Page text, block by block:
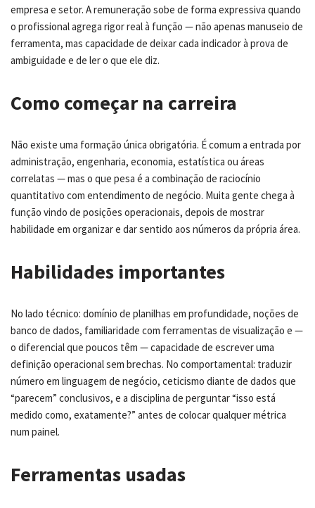
empresa e setor. A remuneração sobe de forma expressiva quando
o profissional agrega rigor real à função — não apenas manuseio de
ferramenta, mas capacidade de deixar cada indicador à prova de
ambiguidade e de ler o que ele diz.
Como começar na carreira
Não existe uma formação única obrigatória. É comum a entrada por
administração, engenharia, economia, estatística ou áreas
correlatas — mas o que pesa é a combinação de raciocínio
quantitativo com entendimento de negócio. Muita gente chega à
função vindo de posições operacionais, depois de mostrar
habilidade em organizar e dar sentido aos números da própria área.
Habilidades importantes
No lado técnico: domínio de planilhas em profundidade, noções de
banco de dados, familiaridade com ferramentas de visualização e —
o diferencial que poucos têm — capacidade de escrever uma
definição operacional sem brechas. No comportamental: traduzir
número em linguagem de negócio, ceticismo diante de dados que
“parecem” conclusivos, e a disciplina de perguntar “isso está
medido como, exatamente?” antes de colocar qualquer métrica
num painel.
Ferramentas usadas